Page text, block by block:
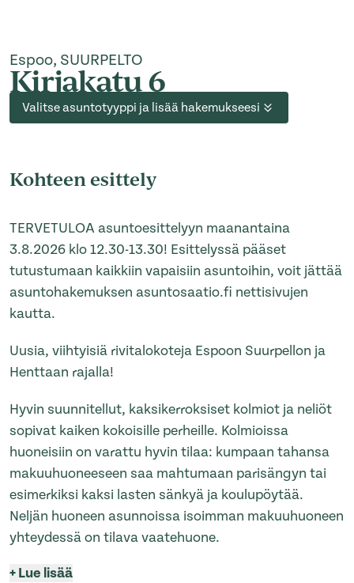
Espoo, SUURPELTO
Kirjakatu 6
Valitse asuntotyyppi ja lisää hakemukseesi
Kohteen esittely
TERVETULOA asuntoesittelyyn maanantaina
3.8.2026 klo 12.30-13.30! Esittelyssä pääset
tutustumaan kaikkiin vapaisiin asuntoihin, voit jättää
asuntohakemuksen asuntosaatio.fi nettisivujen
kautta.
Uusia, viihtyisiä rivitalokoteja Espoon Suurpellon ja
Henttaan rajalla!
Hyvin suunnitellut, kaksikerroksiset kolmiot ja neliöt
sopivat kaiken kokoisille perheille. Kolmioissa
huoneisiin on varattu hyvin tilaa: kumpaan tahansa
makuuhuoneeseen saa mahtumaan parisängyn tai
esimerkiksi kaksi lasten sänkyä ja koulupöytää.
Neljän huoneen asunnoissa isoimman makuuhuoneen
yhteydessä on tilava vaatehuone.
+Lue lisää